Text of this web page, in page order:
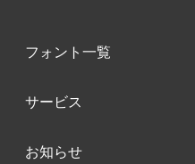
フォント一覧
サービス
お知らせ